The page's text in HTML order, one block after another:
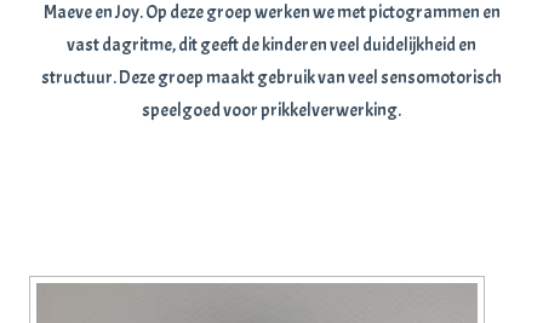
Maeve en Joy. Op deze groep werken we met pictogrammen en
vast dagritme, dit geeft de kinderen veel duidelijkheid en
structuur. Deze groep maakt gebruik van veel sensomotorisch
speelgoed voor prikkelverwerking.